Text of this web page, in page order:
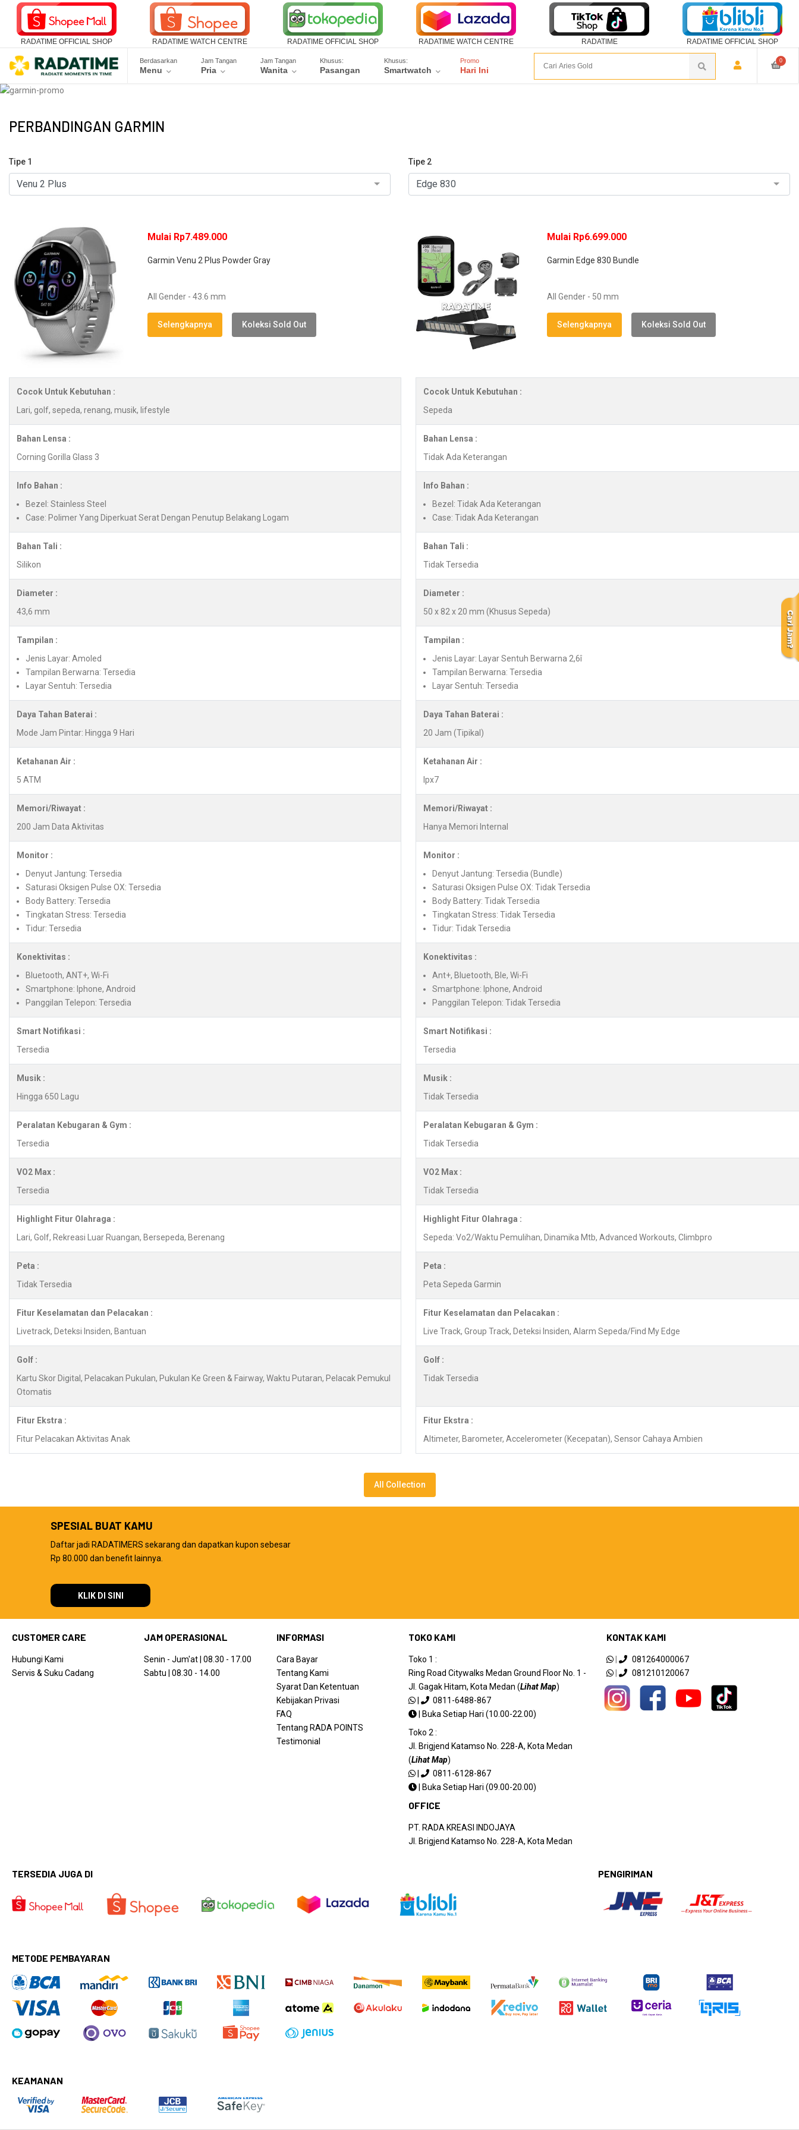
RADATIME OFFICIAL SHOP RADATIME WATCH CENTRE RADATIME OFFICIAL SHOP RADATIME WATCH CENTRE RADATIME RADATIME OFFICIAL SHOP
Berdasarkan
Menu
Jam Tangan
Pria
Jam Tangan
Wanita
Khusus:
Pasangan
Khusus:
Smartwatch
Promo
Hari Ini
0
PERBANDINGAN GARMIN
Tipe 1 Tipe 2
Mulai Rp7.489.000
Garmin Venu 2 Plus Powder Gray
All Gender - 43.6 mm
Selengkapnya Koleksi Sold Out
Mulai Rp6.699.000
Garmin Edge 830 Bundle
All Gender - 50 mm
Selengkapnya Koleksi Sold Out
Cocok Untuk Kebutuhan :
Lari, golf, sepeda, renang, musik, lifestyle
Cocok Untuk Kebutuhan :
Sepeda
Bahan Lensa :
Corning Gorilla Glass 3
Bahan Lensa :
Tidak Ada Keterangan
Info Bahan :
Bezel: Stainless Steel
Case: Polimer Yang Diperkuat Serat Dengan Penutup Belakang Logam
Info Bahan :
Bezel: Tidak Ada Keterangan
Case: Tidak Ada Keterangan
Bahan Tali :
Silikon
Bahan Tali :
Tidak Tersedia
Diameter :
43,6 mm
Diameter :
50 x 82 x 20 mm (Khusus Sepeda)
Tampilan :
Jenis Layar: Amoled
Tampilan Berwarna: Tersedia
Layar Sentuh: Tersedia
Tampilan :
Jenis Layar: Layar Sentuh Berwarna 2,6î
Tampilan Berwarna: Tersedia
Layar Sentuh: Tersedia
Daya Tahan Baterai :
Mode Jam Pintar: Hingga 9 Hari
Daya Tahan Baterai :
20 Jam (Tipikal)
Ketahanan Air :
5 ATM
Ketahanan Air :
Ipx7
Memori/Riwayat :
200 Jam Data Aktivitas
Memori/Riwayat :
Hanya Memori Internal
Monitor :
Denyut Jantung: Tersedia
Saturasi Oksigen Pulse OX: Tersedia
Body Battery: Tersedia
Tingkatan Stress: Tersedia
Tidur: Tersedia
Monitor :
Denyut Jantung: Tersedia (Bundle)
Saturasi Oksigen Pulse OX: Tidak Tersedia
Body Battery: Tidak Tersedia
Tingkatan Stress: Tidak Tersedia
Tidur: Tidak Tersedia
Konektivitas :
Bluetooth, ANT+, Wi-Fi
Smartphone: Iphone, Android
Panggilan Telepon: Tersedia
Konektivitas :
Ant+, Bluetooth, Ble, Wi-Fi
Smartphone: Iphone, Android
Panggilan Telepon: Tidak Tersedia
Smart Notifikasi :
Tersedia
Smart Notifikasi :
Tersedia
Musik :
Hingga 650 Lagu
Musik :
Tidak Tersedia
Peralatan Kebugaran & Gym :
Tersedia
Peralatan Kebugaran & Gym :
Tidak Tersedia
VO2 Max :
Tersedia
VO2 Max :
Tidak Tersedia
Highlight Fitur Olahraga :
Lari, Golf, Rekreasi Luar Ruangan, Bersepeda, Berenang
Highlight Fitur Olahraga :
Sepeda: Vo2/Waktu Pemulihan, Dinamika Mtb, Advanced Workouts, Climbpro
Peta :
Tidak Tersedia
Peta :
Peta Sepeda Garmin
Fitur Keselamatan dan Pelacakan :
Livetrack, Deteksi Insiden, Bantuan
Fitur Keselamatan dan Pelacakan :
Live Track, Group Track, Deteksi Insiden, Alarm Sepeda/Find My Edge
Golf :
Kartu Skor Digital, Pelacakan Pukulan, Pukulan Ke Green & Fairway, Waktu Putaran, Pelacak Pemukul
Otomatis
Golf :
Tidak Tersedia
Fitur Ekstra :
Fitur Pelacakan Aktivitas Anak
Fitur Ekstra :
Altimeter, Barometer, Accelerometer (Kecepatan), Sensor Cahaya Ambien
All Collection
SPESIAL BUAT KAMU
Daftar jadi RADATIMERS sekarang dan dapatkan kupon sebesar
Rp 80.000 dan benefit lainnya.
KLIK DI SINI
CUSTOMER CARE
Hubungi Kami
Servis & Suku Cadang
JAM OPERASIONAL
Senin - Jum'at | 08.30 - 17.00
Sabtu | 08.30 - 14.00
INFORMASI
Cara Bayar
Tentang Kami
Syarat Dan Ketentuan
Kebijakan Privasi
FAQ
Tentang RADA POINTS
Testimonial
TOKO KAMI
Toko 1 :
Ring Road Citywalks Medan Ground Floor No. 1 -
Jl. Gagak Hitam, Kota Medan (Lihat Map)
|
0811-6488-867
|
Buka Setiap Hari (10.00-22.00)
Toko 2 :
Jl. Brigjend Katamso No. 228-A, Kota Medan
(Lihat Map)
|
0811-6128-867
|
Buka Setiap Hari (09.00-20.00)
OFFICE
PT. RADA KREASI INDOJAYA
Jl. Brigjend Katamso No. 228-A, Kota Medan
KONTAK KAMI
|
081264000067
|
081210120067
TERSEDIA JUGA DI PENGIRIMAN
METODE PEMBAYARAN
KEAMANAN